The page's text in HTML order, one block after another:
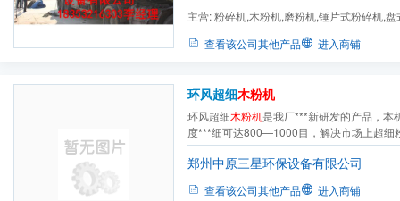
主营:粉碎机,木粉机,磨粉机,锤片式粉碎机,
查看该公司其他产品 进入商铺
环风超细木粉机
环风超细木粉机是我厂***新研发的产品，本
度***细可达800—1000目，解决市场上超细
粉过程中，可分出两个级别区（即一般级区
设计合理，低损耗，低噪音，无污染，操作
市场占据了***地位。
郑州中原三星环保设备有限公司
查看该公司其他产品 进入商铺